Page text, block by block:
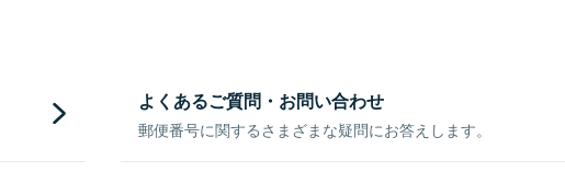
よくあるご質問・お問い合わせ
郵便番号に関するさまざまな疑問にお答えします。